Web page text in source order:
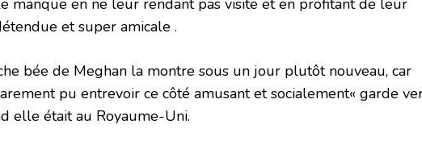
manque en ne leur rendant pas visite et en profitant de leur
et super amicale .
bée de Meghan la montre sous un jour plutôt nouveau, car
pu entrevoir ce côté amusant et socialement« garde
elle était au Royaume-Uni.